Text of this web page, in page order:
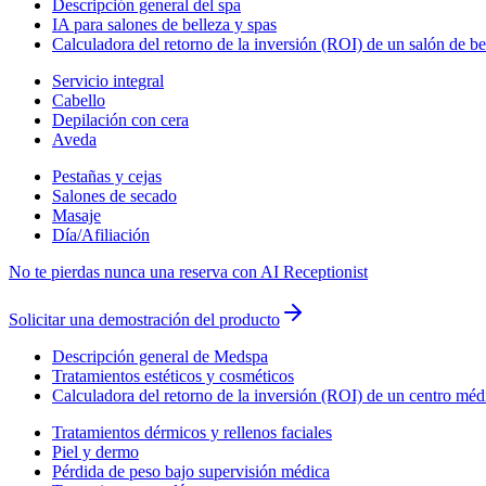
Descripción general del spa
IA para salones de belleza y spas
Calculadora del retorno de la inversión (ROI) de un salón de
Servicio integral
Cabello
Depilación con cera
Aveda
Pestañas y cejas
Salones de secado
Masaje
Día/Afiliación
No te pierdas nunca una reserva con AI Receptionist
Solicitar una demostración del producto
Descripción general de Medspa
Tratamientos estéticos y cosméticos
Calculadora del retorno de la inversión (ROI) de un centro
Tratamientos dérmicos y rellenos faciales
Piel y dermo
Pérdida de peso bajo supervisión médica